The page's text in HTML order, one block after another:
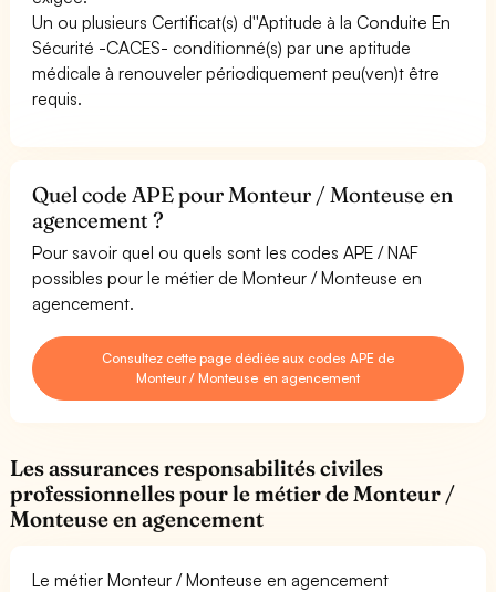
Un ou plusieurs Certificat(s) d''Aptitude à la Conduite En
Sécurité -CACES- conditionné(s) par une aptitude
médicale à renouveler périodiquement peu(ven)t être
requis.
Quel code APE pour Monteur / Monteuse en
agencement ?
Pour savoir quel ou quels sont les codes APE / NAF
possibles pour le métier de Monteur / Monteuse en
agencement.
Consultez cette page dédiée aux codes APE de
Monteur / Monteuse en agencement
Les assurances responsabilités civiles
professionnelles pour le métier de Monteur /
Monteuse en agencement
Le métier Monteur / Monteuse en agencement